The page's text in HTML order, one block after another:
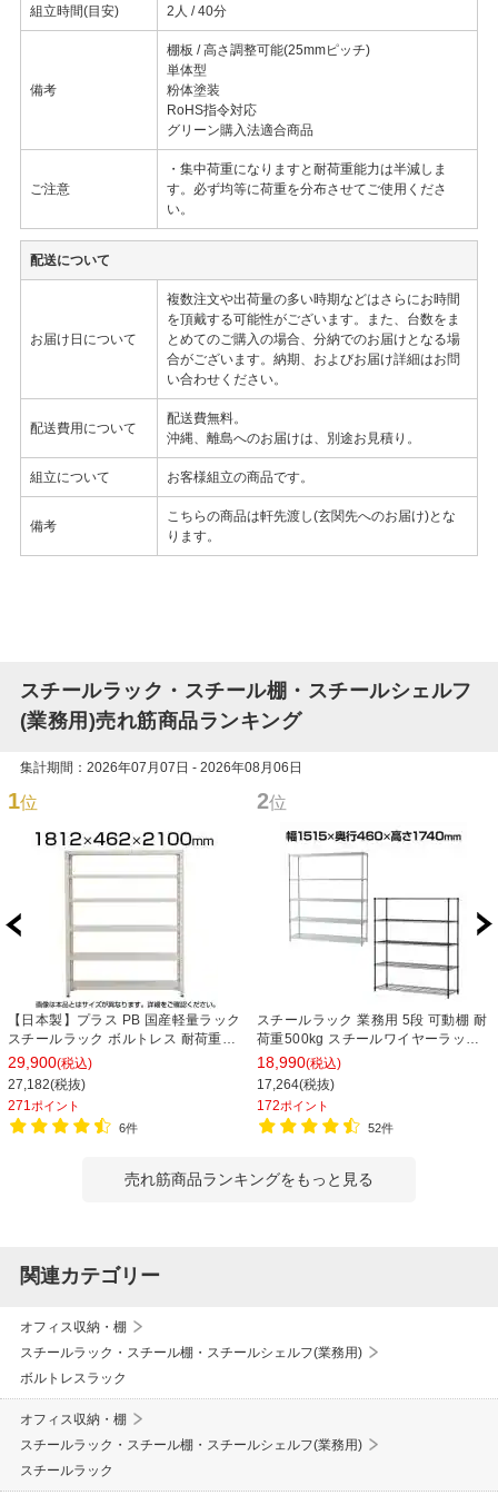
組立時間(目安) 2人 / 40分
備考
棚板 / 高さ調整可能(25mmピッチ)
単体型
粉体塗装
RoHS指令対応
グリーン購入法適合商品
ご注意
・集中荷重になりますと耐荷重能力は半減しま
す。必ず均等に荷重を分布させてご使用くださ
い。
配送について
お届け日について
複数注文や出荷量の多い時期などはさらにお時間
を頂戴する可能性がございます。また、台数をま
とめてのご購入の場合、分納でのお届けとなる場
合がございます。納期、およびお届け詳細はお問
い合わせください。
配送費用について
配送費無料。
沖縄、離島へのお届けは、別途お見積り。
組立について お客様組立の商品です。
備考
こちらの商品は軒先渡し(玄関先へのお届け)とな
ります。
スチールラック・スチール棚・スチールシェルフ
(業務用)売れ筋商品ランキング
集計期間：2026年07月07日 - 2026年08月06日
1位
【日本製】プラス PB 国産軽量ラック
スチールラック ボルトレス 耐荷重
150kg/段 天地6段 幅1812×奥行462×
高さ2100mm スチール棚 スチールシ
ェルフ 収納棚 オープンラック 収納ラ
ック
29,900(税込)
27,182(税抜)
271 ポイント
6件
2位
スチールラック 業務用 5段 可動棚 耐
荷重500kg スチールワイヤーラック
シェルゴ 幅1515×奥行460×高さ
1740mm
18,990(税込)
17,264(税抜)
172ポイント
52件
売れ筋商品ランキングをもっと見る
関連カテゴリー
オフィス収納・棚
スチールラック・スチール棚・スチールシェルフ(業務用)
ボルトレスラック
オフィス収納・棚
スチールラック・スチール棚・スチールシェルフ(業務用)
スチールラック